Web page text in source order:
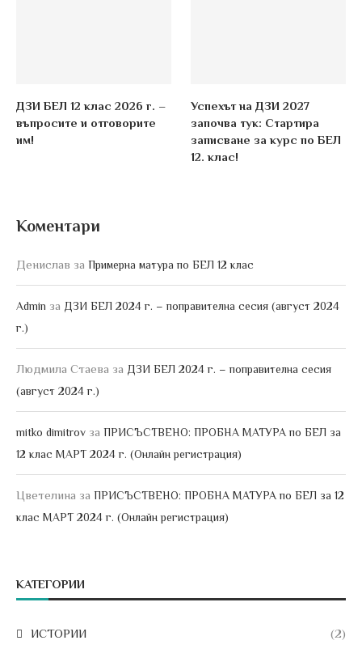
ДЗИ БЕЛ 12 клас 2026 г. –
въпросите и отговорите
им!
Успехът на ДЗИ 2027
започва тук: Стартира
записване за курс по БЕЛ
12. клас!
Коментари
Денислав за Примерна матура по БЕЛ 12 клас
Admin за ДЗИ БЕЛ 2024 г. – поправителна сесия (август 2024
г.)
Людмила Стаева за ДЗИ БЕЛ 2024 г. – поправителна сесия
(август 2024 г.)
mitko dimitrov за ПРИСЪСТВЕНО: ПРОБНА МАТУРА по БЕЛ за
12 клас МАРТ 2024 г. (Онлайн регистрация)
Цветелина за ПРИСЪСТВЕНО: ПРОБНА МАТУРА по БЕЛ за 12
клас МАРТ 2024 г. (Онлайн регистрация)
КАТЕГОРИИ
ИСТОРИИ (2)